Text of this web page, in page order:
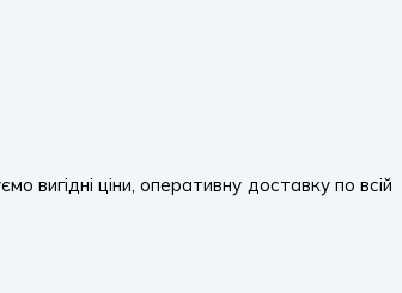
вигідні ціни, оперативну доставку по всій